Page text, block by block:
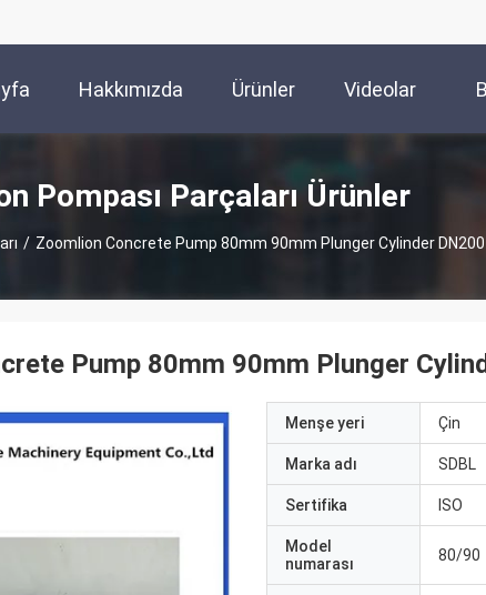
Hakkımızda Ürünler Videolar
Pompası Parçaları Ürünler
/ Zoomlion Concrete Pump 80mm 90mm Plunger Cylinder DN200
Pump 80mm 90mm Plunger
Menşe yeri Çin
Marka adı SDBL
Sertifika ISO
Model
numarası
80/90